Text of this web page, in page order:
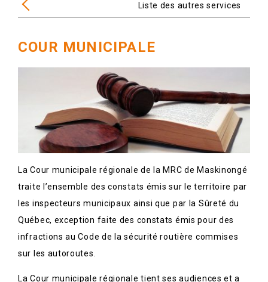
Liste des autres services
COUR MUNICIPALE
La Cour municipale régionale de la MRC de Maskinongé
traite l’ensemble des constats émis sur le territoire par
les inspecteurs municipaux ainsi que par la Sûreté du
Québec, exception faite des constats émis pour des
infractions au Code de la sécurité routière commises
sur les autoroutes.
La Cour municipale régionale tient ses audiences et a